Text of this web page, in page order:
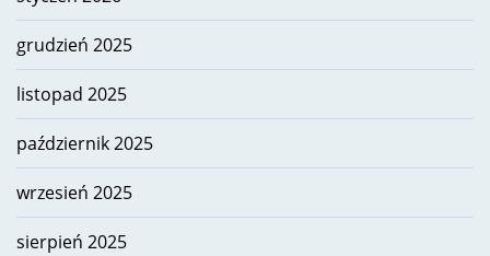
grudzień 2025
listopad 2025
październik 2025
wrzesień 2025
sierpień 2025